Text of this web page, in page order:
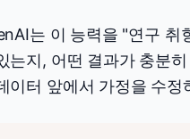
는 이 능력을 "연구
는지, 어떤 결과가 충분
이터 앞에서 가정을 수정